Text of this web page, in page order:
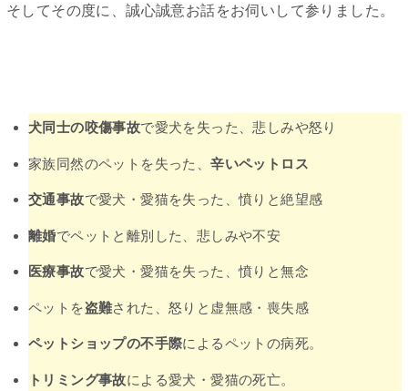
そしてその度に、誠心誠意お話をお伺いして参りました。
犬同士の咬傷事故で愛犬を失った、悲しみや怒り
家族同然のペットを失った、辛いペットロス
交通事故で愛犬・愛猫を失った、憤りと絶望感
離婚でペットと離別した、悲しみや不安
医療事故で愛犬・愛猫を失った、憤りと無念
ペットを盗難された、怒りと虚無感・喪失感
ペットショップの不手際によるペットの病死。
トリミング事故による愛犬・愛猫の死亡。